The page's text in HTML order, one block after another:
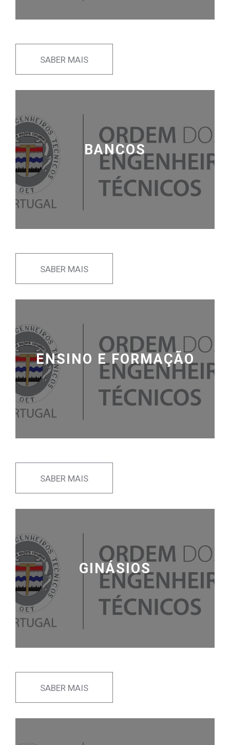
SABER MAIS
BANCOS
SABER MAIS
ENSINO E FORMAÇÃO
SABER MAIS
GINÁSIOS
SABER MAIS